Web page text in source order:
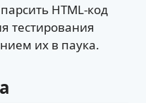
HTML-код
тестирования
их в паука.